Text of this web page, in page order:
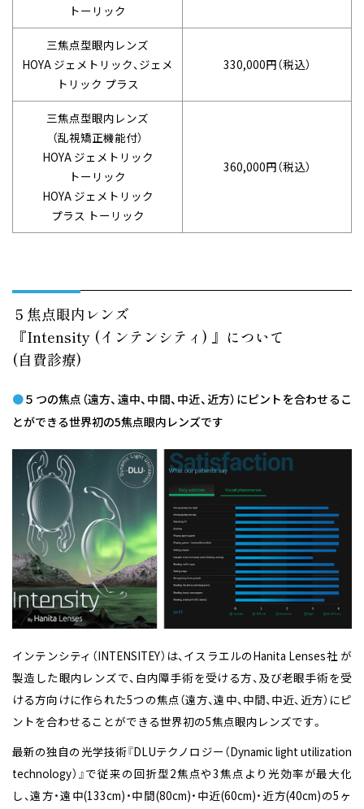
トーリック
三焦点型眼内レンズ
HOYA ジェメトリック、 ジェメ
トリック プラス
330,000円（税込）
三焦点型眼内レンズ
（乱視矯正機能付）
HOYA ジェメトリック
トーリック
HOYA ジェメトリック
プラス トーリック
360,000円（税込）
５焦点眼内レンズ
『Intensity (インテンシティ) 』について
(自費診療)
●５つの焦点（遠方、遠中、中間、中近、近方）にピントを合わせるこ
とができる世界初の5焦点眼内レンズです
インテンシティ（INTENSITEY）は、イスラエルのHanita Lenses社 が
製造した眼内レンズで、白内障手術を受ける方、及び老眼手術を受
ける方向けに作られた5つの焦点（遠方、遠中、中間、中近、近方）にピ
ントを合わせることができる世界初の5焦点眼内レンズです。
最新の独自の光学技術『DLUテクノロジー（Dynamic light utilization
technology）』で従来の回折型2焦点や3焦点より光効率が最大化
し、遠方・遠中(133cm)・中間(80cm)・中近(60cm)・近方(40cm)の5ヶ